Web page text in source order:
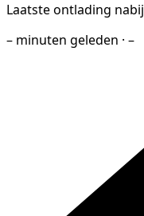
Laatste ontlading nabij
– minuten geleden · –